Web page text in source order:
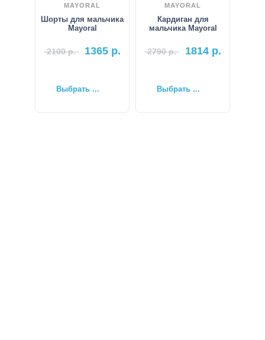
MAYORAL
Шорты для мальчика
Mayoral
2100р. 1365 р.
Выбрать ...
MAYORAL
Кардиган для
мальчика Mayoral
2790р. 1814 р.
Выбрать ...